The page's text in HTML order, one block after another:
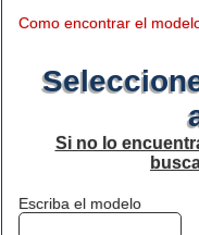
Como encontrar el
Si no lo
Escriba el modelo